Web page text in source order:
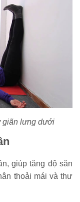
giãn lưng dưới
giúp tăng độ săn
thoải mái và thư